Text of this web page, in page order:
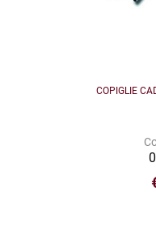
COPIGLIE